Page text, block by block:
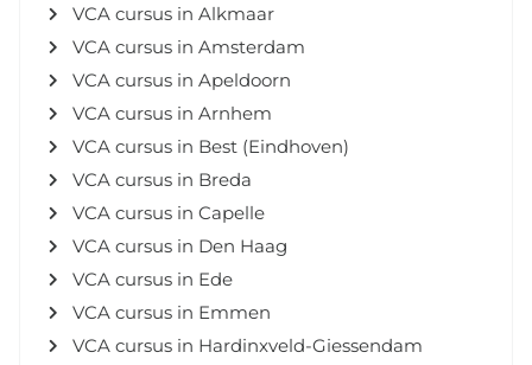
VCA cursus in Alkmaar
VCA cursus in Amsterdam
VCA cursus in Apeldoorn
VCA cursus in Arnhem
VCA cursus in Best (Eindhoven)
VCA cursus in Breda
VCA cursus in Capelle
VCA cursus in Den Haag
VCA cursus in Ede
VCA cursus in Emmen
VCA cursus in Hardinxveld-Giessendam